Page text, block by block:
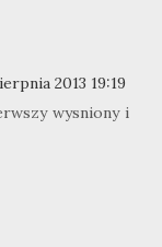
2013 19:19
wysniony i